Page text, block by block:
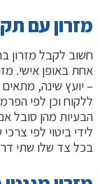
מזרון עם
חשוב לקבל מזרון
אחת באופן אישי.
– יועץ שינה,
ללקוח וכן לפי
הבעיות מהן סובל
לידי ביטוי לפי
בכל צד שלו שתי